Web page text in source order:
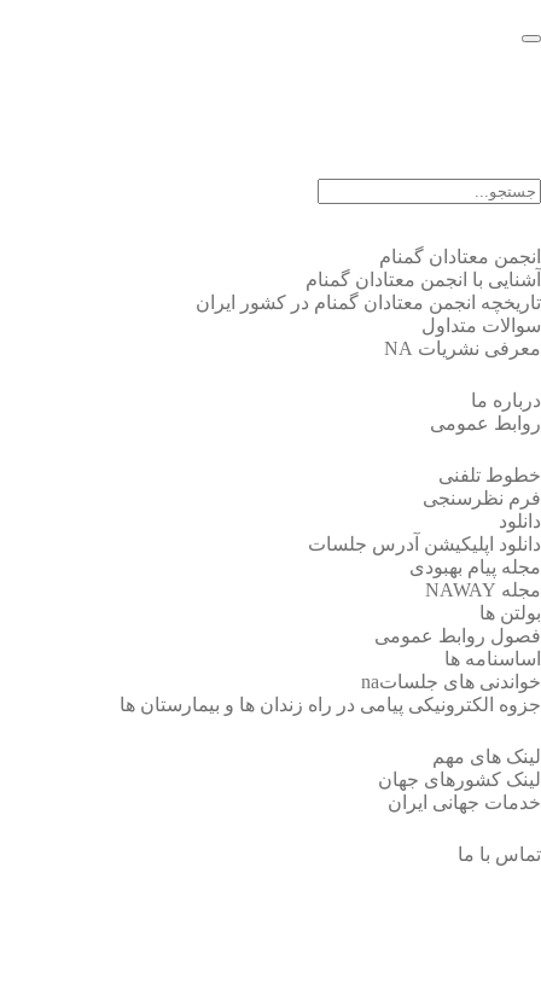
انجمن معتادان گمنام
آشنایی با انجمن معتادان گمنام
تاریخچه انجمن معتادان گمنام در کشور ایران
سوالات متداول
معرفی نشریات NA
درباره ما
روابط عمومی
خطوط تلفنی
فرم نظرسنجی
دانلود
دانلود اپلیکیشن آدرس جلسات
مجله پیام بهبودی
مجله NAWAY
بولتن ها
فصول روابط عمومی
اساسنامه ها
خواندنی های جلساتna
جزوه الکترونیکی پیامی در راه زندان ها و بیمارستان ها
لینک های مهم
لینک کشورهای جهان
خدمات جهانی ایران
تماس با ما